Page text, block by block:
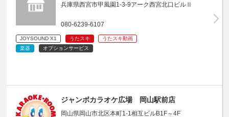
兵庫県西宮市甲風園1-3-9アーク西宮北口ビルⅡ
080-6239-6107
JOYSOUND X1 うたスキ
うたスキ動画
楽器
オプションサービス
ジャンボカラオケ広場 岡山駅前店
岡山県岡山市北区本町1-1相互ビルB1F～4F